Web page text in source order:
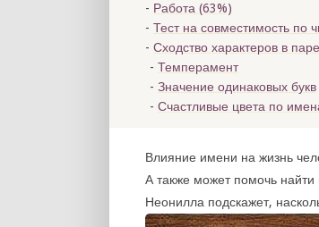
Работа (63%)
Тест на совместимость по
Сходство характеров в
Темперамент
Значение одинаковых букв
Счастливые цвета по
Влияние имени на жизнь
А также может помочь
Неонилла подскажет,